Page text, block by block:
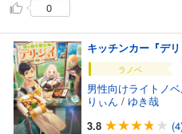
0
ラノベ
男性向けライトノ
りぃん / ゆき哉
3.8